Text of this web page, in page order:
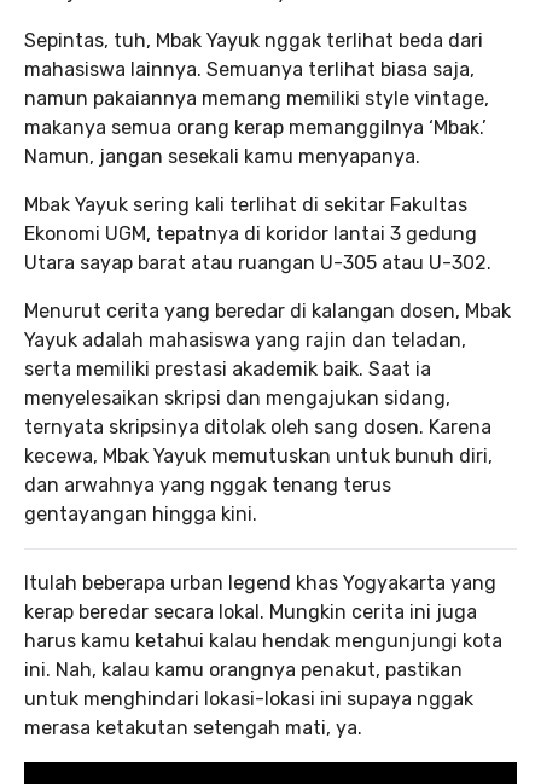
Sepintas, tuh, Mbak Yayuk nggak terlihat beda dari
mahasiswa lainnya. Semuanya terlihat biasa saja,
namun pakaiannya memang memiliki style vintage,
makanya semua orang kerap memanggilnya ‘Mbak.’
Namun, jangan sesekali kamu menyapanya.
Mbak Yayuk sering kali terlihat di sekitar Fakultas
Ekonomi UGM, tepatnya di koridor lantai 3 gedung
Utara sayap barat atau ruangan U-305 atau U-302.
Menurut cerita yang beredar di kalangan dosen, Mbak
Yayuk adalah mahasiswa yang rajin dan teladan,
serta memiliki prestasi akademik baik. Saat ia
menyelesaikan skripsi dan mengajukan sidang,
ternyata skripsinya ditolak oleh sang dosen. Karena
kecewa, Mbak Yayuk memutuskan untuk bunuh diri,
dan arwahnya yang nggak tenang terus
gentayangan hingga kini.
Itulah beberapa urban legend khas Yogyakarta yang
kerap beredar secara lokal. Mungkin cerita ini juga
harus kamu ketahui kalau hendak mengunjungi kota
ini. Nah, kalau kamu orangnya penakut, pastikan
untuk menghindari lokasi-lokasi ini supaya nggak
merasa ketakutan setengah mati, ya.